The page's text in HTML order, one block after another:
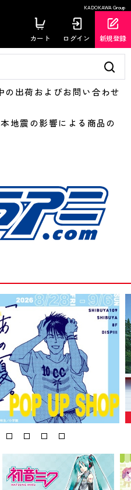
KADOKAWA Group
カート ログイン 新規登録
出荷およびお問い合わせ
震の影響による商品の